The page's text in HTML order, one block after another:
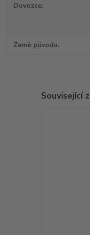
Dovozce
Země původu
Související